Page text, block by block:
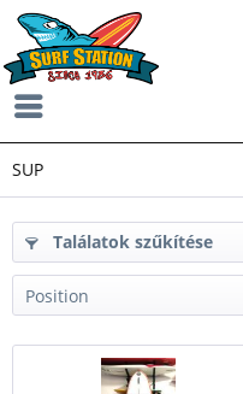
SUP
Találatok szűkítése